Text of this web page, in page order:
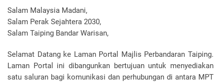
Salam Malaysia Madani,
Salam Perak Sejahtera 2030,
Salam Taiping Bandar Warisan,
Selamat Datang ke Laman Portal Majlis Perbandaran Taiping.
Laman Portal ini dibangunkan bertujuan untuk menyediakan
satu saluran bagi komunikasi dan perhubungan di antara MPT